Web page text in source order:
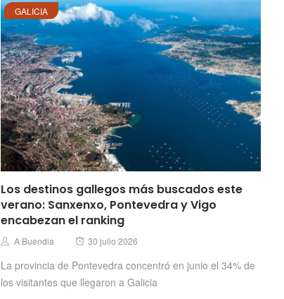
GALICIA
Los destinos gallegos más buscados este
verano: Sanxenxo, Pontevedra y Vigo
encabezan el ranking
Author
A Buendia
Posted
30 julio 2026
La provincia de Pontevedra concentró en junio el 34% de
los visitantes que llegaron a Galicia